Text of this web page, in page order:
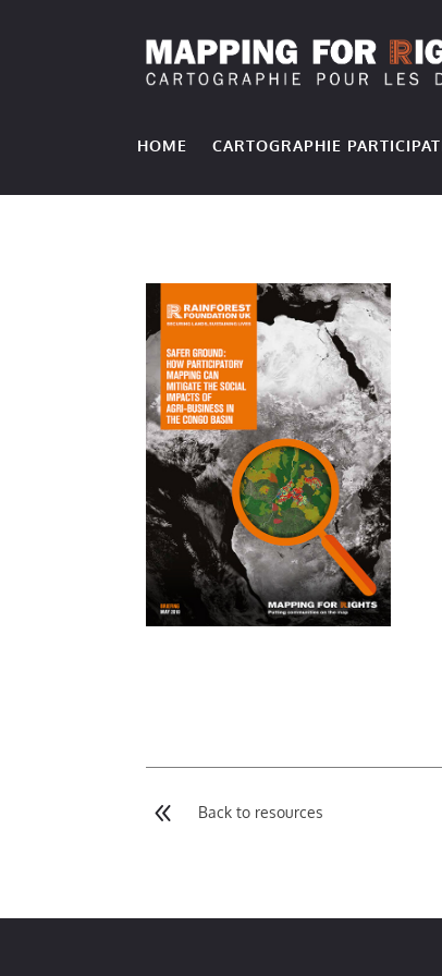
HOME CARTOGRAPHIE
8 Back to resources